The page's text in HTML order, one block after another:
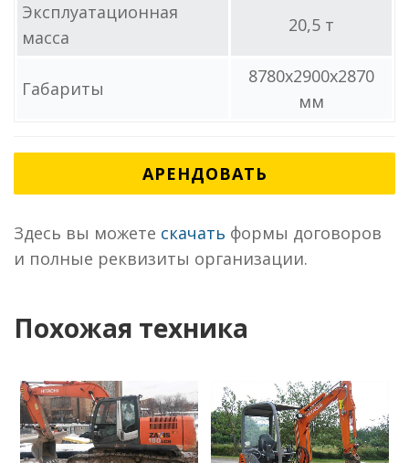
Эксплуатационная
масса
20,5 т
Габариты
8780x2900x2870
мм
АРЕНДОВАТЬ
Здесь вы можете скачать формы договоров
и полные реквизиты организации.
Похожая техника